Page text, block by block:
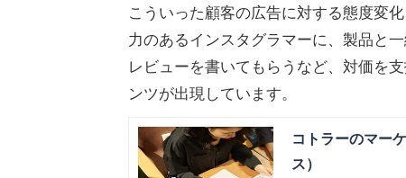
こういった顧客の広告に対する態度変
力のあるインスタグラマーに、製品と
レビューを書いてもらうなど、対価を
ンツが出現しています。
コトラーのマー
ス）